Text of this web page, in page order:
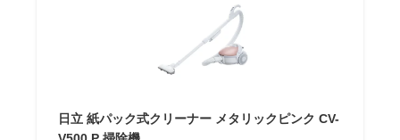
日立 紙パック式クリーナー メタリックピンク CV-